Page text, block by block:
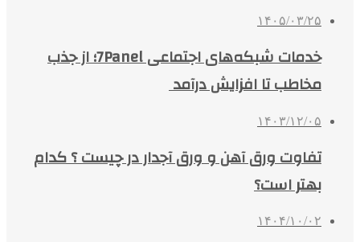
۱۴۰۵/۰۳/۲۵
خدمات شبکه‌های اجتماعی 7Panel؛ از جذب
مخاطب تا افزایش درآمد
۱۴۰۳/۱۲/۰۵
تفاوت ورق آهن و ورق آجدار در چیست ؟ کدام
بهتر است؟
۱۴۰۴/۱۰/۰۲